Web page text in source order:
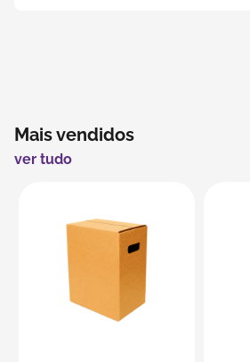
Mais vendidos
ver tudo